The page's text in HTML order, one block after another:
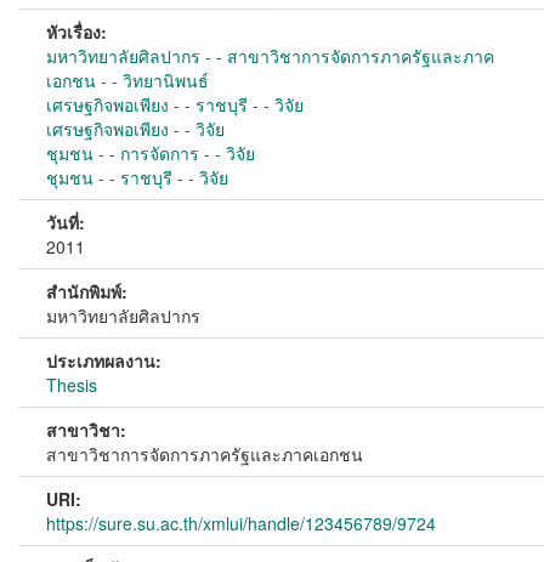
หัวเรื่อง:
มหาวิทยาลัยศิลปากร - - สาขาวิชาการจัดการภาครัฐและภาค
เอกชน - - วิทยานิพนธ์
เศรษฐกิจพอเพียง - - ราชบุรี - - วิจัย
เศรษฐกิจพอเพียง - - วิจัย
ชุมชน - - การจัดการ - - วิจัย
ชุมชน - - ราชบุรี - - วิจัย
วันที่:
2011
สำนักพิมพ์:
มหาวิทยาลัยศิลปากร
ประเภทผลงาน:
Thesis
สาขาวิชา:
สาขาวิชาการจัดการภาครัฐและภาคเอกชน
URI:
https://sure.su.ac.th/xmlui/handle/123456789/9724